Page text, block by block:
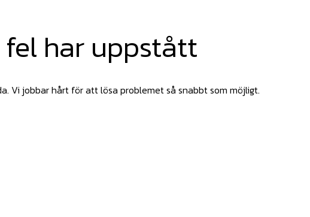
har uppstått
Vi jobbar hårt för att lösa problemet så snabbt som möjligt.